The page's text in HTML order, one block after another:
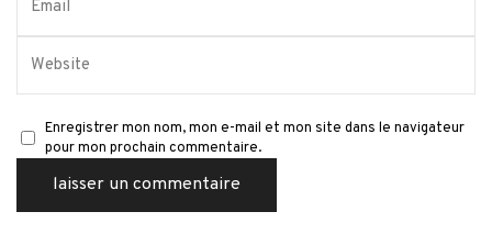
Enregistrer mon nom, mon e-mail et mon site dans le navigateur
pour mon prochain commentaire.